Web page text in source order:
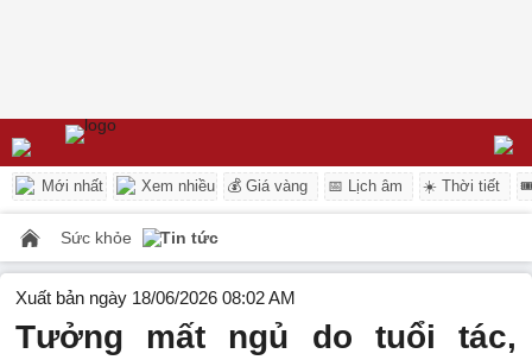
Mới nhất Xem nhiều 💰 Giá vàng 📅 Lịch âm ☀️ Thời tiết
Sức khỏe Tin tức
Xuất bản ngày 18/06/2026 08:02 AM
Tưởng mất ngủ do tuổi tác,